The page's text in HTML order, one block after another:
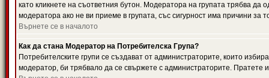
като кликнете на съответния бутон. Модератора на групата трябва
модератора ако не ви приеме в групата, със сигурност има причини за
Върнете се в началото
Как да стана Модератор на Потребителска Група?
Потребителските групи се създават от администраторите, които
модератор, би трябвало да се свържете с администраторите.